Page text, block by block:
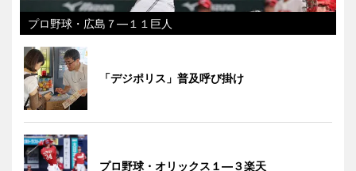
プロ野球・広島７―１１巨人
「デジポリス」普及呼び掛け
プロ野球・オリックス１―３楽天